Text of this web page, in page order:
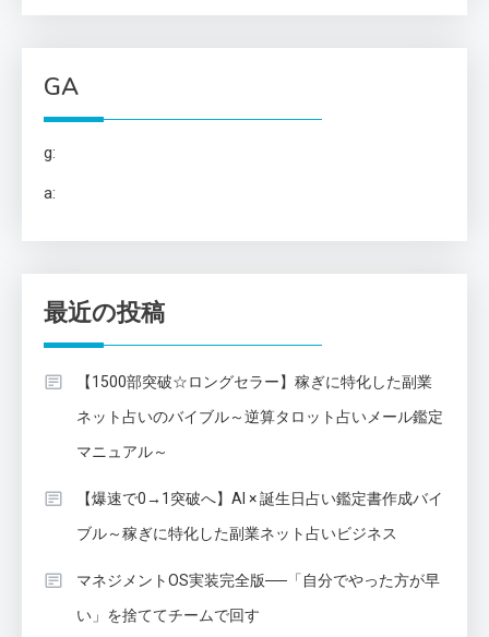
GA
g:
a:
最近の投稿
【1500部突破☆ロングセラー】稼ぎに特化した副業
ネット占いのバイブル～逆算タロット占いメール鑑定
マニュアル～
【爆速で0→1突破へ】AI × 誕生日占い鑑定書作成バイ
ブル～稼ぎに特化した副業ネット占いビジネス
マネジメントOS実装完全版──「自分でやった方が早
い」を捨ててチームで回す